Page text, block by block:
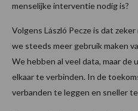
menselijke interventie nodig is?
Volgens László Pecze is dat
we steeds meer gebruik maken
We hebben al veel data, maar de
elkaar te verbinden. In de
verbanden te leggen en sneller te